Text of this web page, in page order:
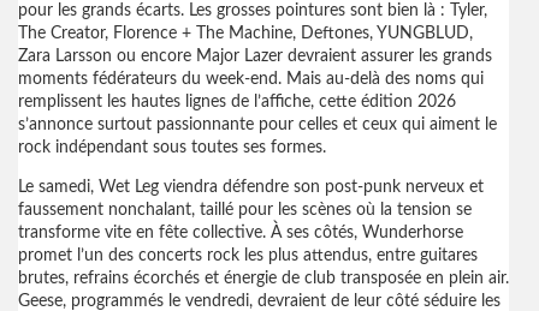
pour les grands écarts. Les grosses pointures sont bien là : Tyler,
The Creator, Florence + The Machine, Deftones, YUNGBLUD,
Zara Larsson ou encore Major Lazer devraient assurer les grands
moments fédérateurs du week-end. Mais au-delà des noms qui
remplissent les hautes lignes de l’affiche, cette édition 2026
s’annonce surtout passionnante pour celles et ceux qui aiment le
rock indépendant sous toutes ses formes.
Le samedi, Wet Leg viendra défendre son post-punk nerveux et
faussement nonchalant, taillé pour les scènes où la tension se
transforme vite en fête collective. À ses côtés, Wunderhorse
promet l’un des concerts rock les plus attendus, entre guitares
brutes, refrains écorchés et énergie de club transposée en plein air.
Geese, programmés le vendredi, devraient de leur côté séduire les